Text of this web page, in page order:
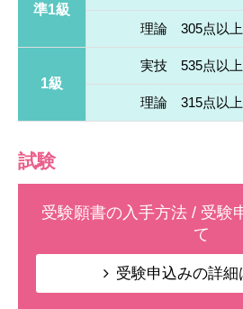
準1級
理論 305点以上
1級
実技 535点以上
理論 315点以上
試験
受験願書の入手方法 / 受験
て
受験申込みの詳細